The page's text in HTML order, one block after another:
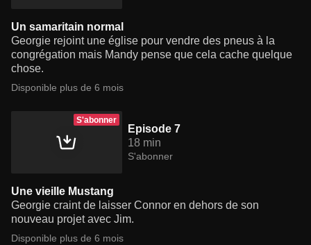
Un samaritain normal
Georgie rejoint une église pour vendre des pneus à la
congrégation mais Mandy pense que cela cache quelque
chose.
Disponible plus de 6 mois
S'abonner
Episode 7
18 min
S'abonner
Une vieille Mustang
Georgie craint de laisser Connor en dehors de son
nouveau projet avec Jim.
Disponible plus de 6 mois